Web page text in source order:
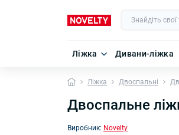
Ліжка Дивани-ліжка
Ліжка Двоспальні
Двоспальне
Виробник: Novelty